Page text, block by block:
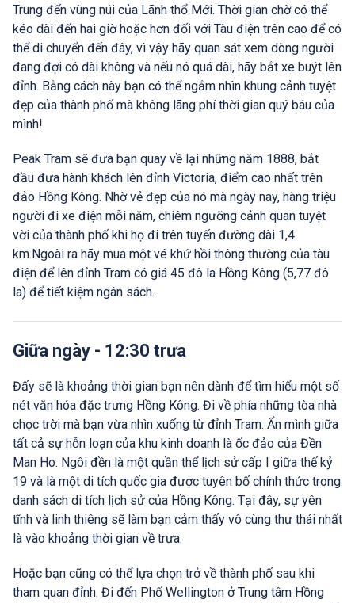
Trung đến vùng núi của Lãnh thổ Mới. Thời gian chờ có thể
kéo dài đến hai giờ hoặc hơn đối với Tàu điện trên cao để có
thể di chuyển đến đây, vì vậy hãy quan sát xem dòng người
đang đợi có dài không và nếu nó quá dài, hãy bắt xe buýt lên
đỉnh. Bằng cách này bạn có thể ngắm nhìn khung cảnh tuyệt
đẹp của thành phố mà không lãng phí thời gian quý báu của
mình!
Peak Tram sẽ đưa bạn quay về lại những năm 1888, bắt
đầu đưa hành khách lên đỉnh Victoria, điểm cao nhất trên
đảo Hồng Kông. Nhờ vẻ đẹp của nó mà ngày nay, hàng triệu
người đi xe điện mỗi năm, chiêm ngưỡng cảnh quan tuyệt
vời của thành phố khi họ đi trên tuyến đường dài 1,4
km.Ngoài ra hãy mua một vé khứ hồi thông thường của tàu
điện để lên đỉnh Tram có giá 45 đô la Hồng Kông (5,77 đô
la) để tiết kiệm ngân sách.
Giữa ngày - 12:30 trưa
Đấy sẽ là khoảng thời gian bạn nên dành để tìm hiểu một số
nét văn hóa đặc trưng Hồng Kông. Đi về phía những tòa nhà
chọc trời mà bạn vừa nhìn xuống từ đỉnh Tram. Ẩn mình giữa
tất cả sự hỗn loạn của khu kinh doanh là ốc đảo của Đền
Man Ho. Ngôi đền là một quần thể lịch sử cấp I giữa thế kỷ
19 và là một di tích quốc gia được tuyên bố chính thức trong
danh sách di tích lịch sử của Hồng Kông. Tại đây, sự yên
tĩnh và linh thiêng sẽ làm bạn cảm thấy vô cùng thư thái nhất
là vào khoảng thời gian về trưa.
Hoặc bạn cũng có thể lựa chọn trở về thành phố sau khi
tham quan đỉnh. Đi đến Phố Wellington ở Trung tâm Hồng